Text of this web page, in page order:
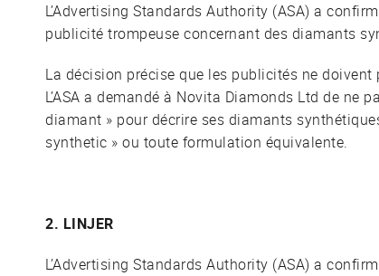
L’Advertising Standards Authority (ASA) a
publicité trompeuse concernant des diamants
La décision précise que les publicités ne
L’ASA a demandé à Novita Diamonds Ltd de ne
diamant » pour décrire ses diamants
synthetic » ou toute formulation équivalente.
2. LINJER
L’Advertising Standards Authority (ASA) a